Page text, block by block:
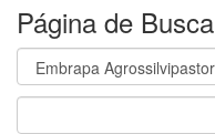
Página de Busca